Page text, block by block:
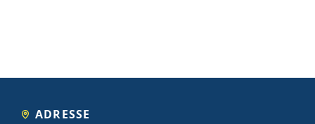
ADRESSE